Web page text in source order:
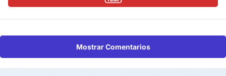
Mostrar Comentarios